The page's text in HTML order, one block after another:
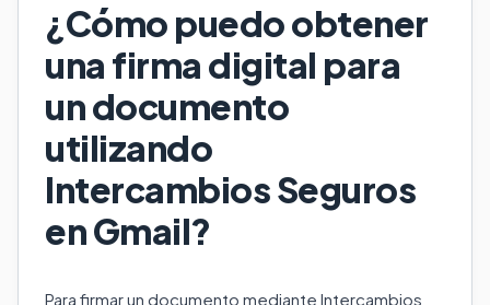
¿Cómo puedo obtener
una firma digital para
un documento
utilizando
Intercambios Seguros
en Gmail?
Para firmar un documento mediante Intercambios